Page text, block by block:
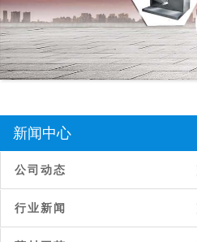
新闻中心
公司动态
行业新闻